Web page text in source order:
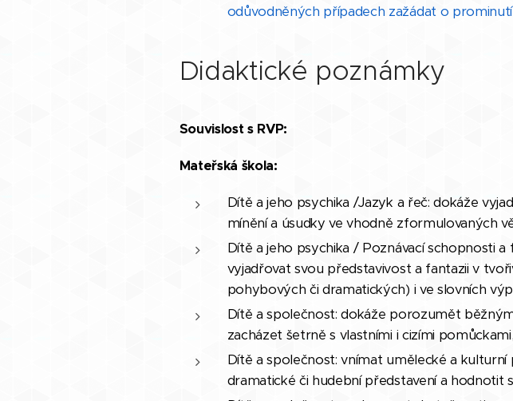
odůvodněných případech zažádat o
Didaktické poznámky
Souvislost s RVP:
Mateřská škola:
Dítě a jeho psychika /Jazyk a řeč: dokáže
mínění a úsudky ve vhodně zformulovaných
Dítě a jeho psychika / Poznávací schopnosti
vyjadřovat svou představivost a fantazii v
pohybových či dramatických) i ve slovních
Dítě a společnost: dokáže porozumět
zacházet šetrně s vlastními i cizími
Dítě a společnost: vnímat umělecké a
dramatické či hudební představení a hodnotit